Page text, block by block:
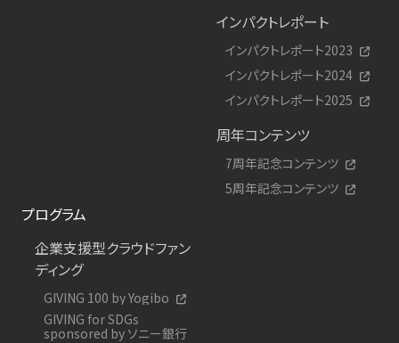
インパクトレポート
インパクトレポート2023
インパクトレポート2024
インパクトレポート2025
周年コンテンツ
7周年記念コンテンツ
5周年記念コンテンツ
プログラム
企業支援型クラウドファン
ディング
GIVING 100 by Yogibo
GIVING for SDGs
sponsored by ソニー銀行